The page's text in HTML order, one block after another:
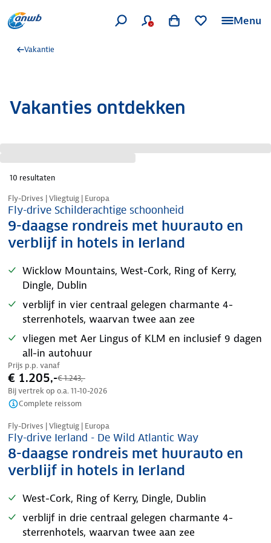
Menu
Vakantie
Vakanties ontdekken
10 resultaten
Nazomer korting
Fly-Drives | Vliegtuig | Europa
Fly-drive Schilderachtige schoonheid
9-daagse rondreis met huurauto en
verblijf in hotels in Ierland
Wicklow Mountains, West-Cork, Ring of Kerry,
Dingle, Dublin
verblijf in vier centraal gelegen charmante 4-
sterrenhotels, waarvan twee aan zee
vliegen met Aer Lingus of KLM en inclusief 9 dagen
all-in autohuur
Prijs p.p. vanaf
€ 1.205,-€ 1.243,-
Bij vertrek op o.a. 11-10-2026
Complete reissom
Nazomer korting
Fly-Drives | Vliegtuig | Europa
Fly-drive Ierland - De Wild Atlantic Way
8-daagse rondreis met huurauto en
verblijf in hotels in Ierland
West-Cork, Ring of Kerry, Dingle, Dublin
verblijf in drie centraal gelegen charmante 4-
sterrenhotels, waarvan twee aan zee